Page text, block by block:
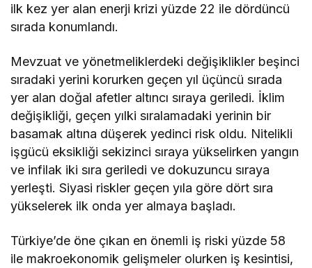
ilk kez yer alan enerji krizi yüzde 22 ile dördüncü
sırada konumlandı.
Mevzuat ve yönetmeliklerdeki değişiklikler beşinci
sıradaki yerini korurken geçen yıl üçüncü sırada
yer alan doğal afetler altıncı sıraya geriledi. İklim
değişikliği, geçen yılki sıralamadaki yerinin bir
basamak altına düşerek yedinci risk oldu. Nitelikli
işgücü eksikliği sekizinci sıraya yükselirken yangın
ve infilak iki sıra geriledi ve dokuzuncu sıraya
yerleşti. Siyasi riskler geçen yıla göre dört sıra
yükselerek ilk onda yer almaya başladı.
Türkiye’de öne çıkan en önemli iş riski yüzde 58
ile makroekonomik gelişmeler olurken iş kesintisi,